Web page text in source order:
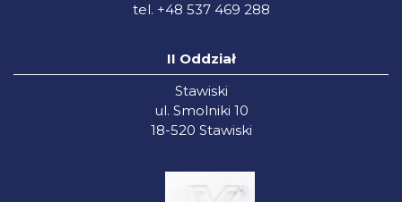
tel. +48 537 469 288
II Oddział
Stawiski
ul. Smolniki 10
18-520 Stawiski